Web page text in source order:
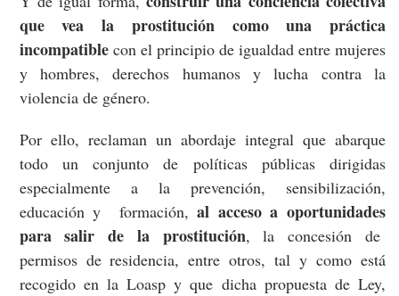
que vea la prostitución como una práctica
incompatiblecon el principio de igualdad entre mujeres
y hombres, derechos humanos y lucha contra la
violencia de género.
Por ello, reclaman un abordaje integral que abarque
todo un conjunto de políticas públicas dirigidas
especialmente a la prevención, sensibilización,
educación y formación,al acceso a oportunidades
para salir de la prostitución, la concesión de
permisos de residencia, entre otros, tal y como está
recogido en la Loasp y que dicha propuesta de Ley,